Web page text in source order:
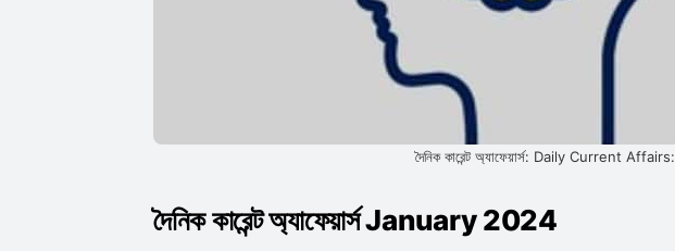
দৈনিক কারেন্ট অ্যাফেয়ার্স: Daily Current Affairs:
দৈনিক কারেন্ট অ্যাফেয়ার্স January 2024